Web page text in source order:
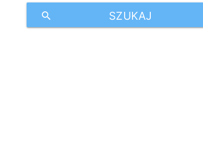
SZUKAJ
search